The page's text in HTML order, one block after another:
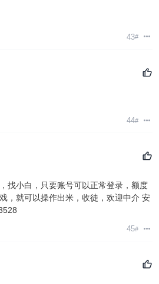
43#
44#
找小白，只要账号可以正常登录，额度
，就可以操作出米，收徒，欢迎中介 安
45#